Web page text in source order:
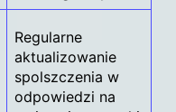
Regularne
aktualizowanie
spolszczenia w
odpowiedzi na